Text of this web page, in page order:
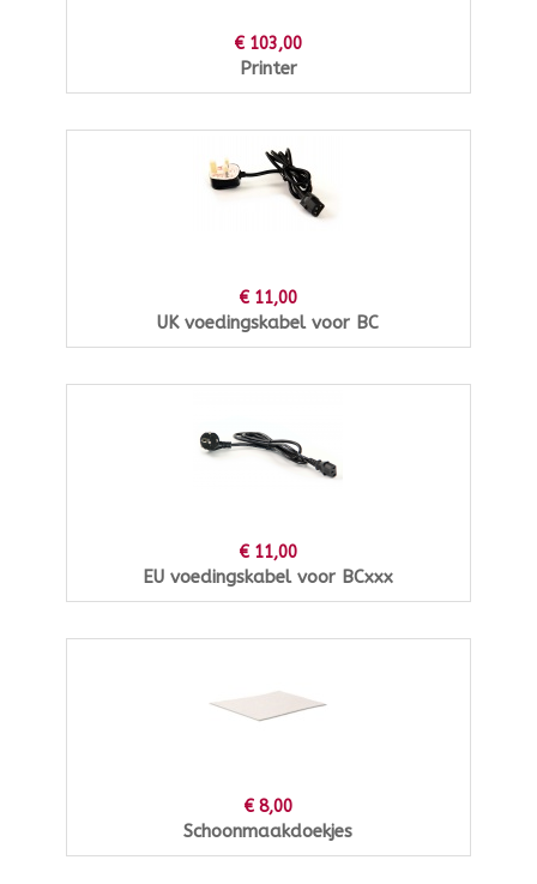
€ 103,00
Printer
€ 11,00
UK voedingskabel voor BC
€ 11,00
EU voedingskabel voor BCxxx
€ 8,00
Schoonmaakdoekjes